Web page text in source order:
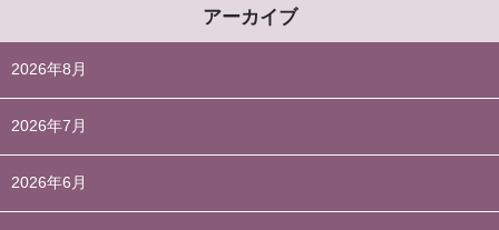
アーカイブ
2026年8月
2026年7月
2026年6月